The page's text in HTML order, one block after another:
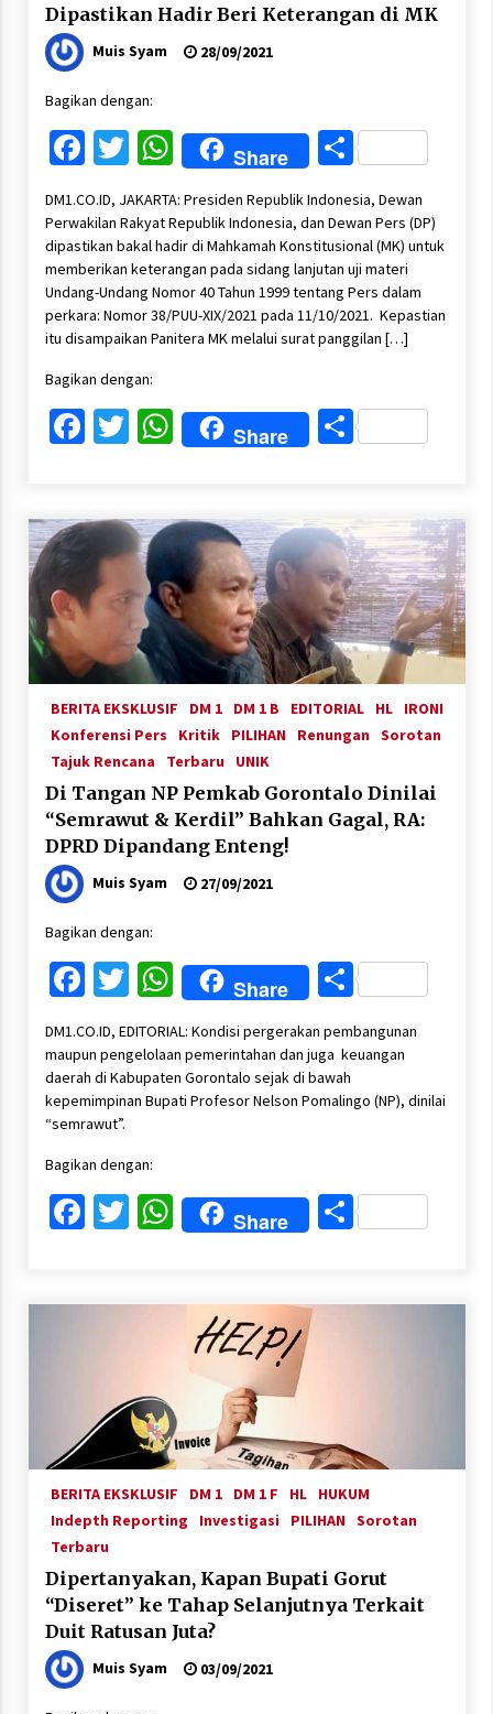
Dipastikan Hadir Beri Keterangan di MK
Muis Syam 28/09/2021
Bagikan dengan:
Facebook
Twitter
WhatsApp
Share Share
DM1.CO.ID, JAKARTA: Presiden Republik Indonesia, Dewan
Perwakilan Rakyat Republik Indonesia, dan Dewan Pers (DP)
dipastikan bakal hadir di Mahkamah Konstitusional (MK) untuk
memberikan keterangan pada sidang lanjutan uji materi
Undang-Undang Nomor 40 Tahun 1999 tentang Pers dalam
perkara: Nomor 38/PUU-XIX/2021 pada 11/10/2021. Kepastian
itu disampaikan Panitera MK melalui surat panggilan […]
Bagikan dengan:
Facebook
Twitter
WhatsApp
Share Share
BERITA EKSKLUSIF DM 1 DM 1 B EDITORIAL HL
IRONI
Konferensi Pers
Kritik PILIHAN Renungan Sorotan
Tajuk Rencana
Terbaru UNIK
Di Tangan NP Pemkab Gorontalo Dinilai
“Semrawut & Kerdil” Bahkan Gagal, RA:
DPRD Dipandang Enteng!
Muis Syam 27/09/2021
Bagikan dengan:
Facebook
Twitter
WhatsApp
Share Share
DM1.CO.ID, EDITORIAL: Kondisi pergerakan pembangunan
maupun pengelolaan pemerintahan dan juga keuangan
daerah di Kabupaten Gorontalo sejak di bawah
kepemimpinan Bupati Profesor Nelson Pomalingo (NP), dinilai
“semrawut”.
Bagikan dengan:
Facebook
Twitter
WhatsApp
Share Share
BERITA EKSKLUSIF DM 1 DM 1 F HL
HUKUM
Indepth Reporting
Investigasi PILIHAN Sorotan
Terbaru
Dipertanyakan, Kapan Bupati Gorut
“Diseret” ke Tahap Selanjutnya Terkait
Duit Ratusan Juta?
Muis Syam 03/09/2021